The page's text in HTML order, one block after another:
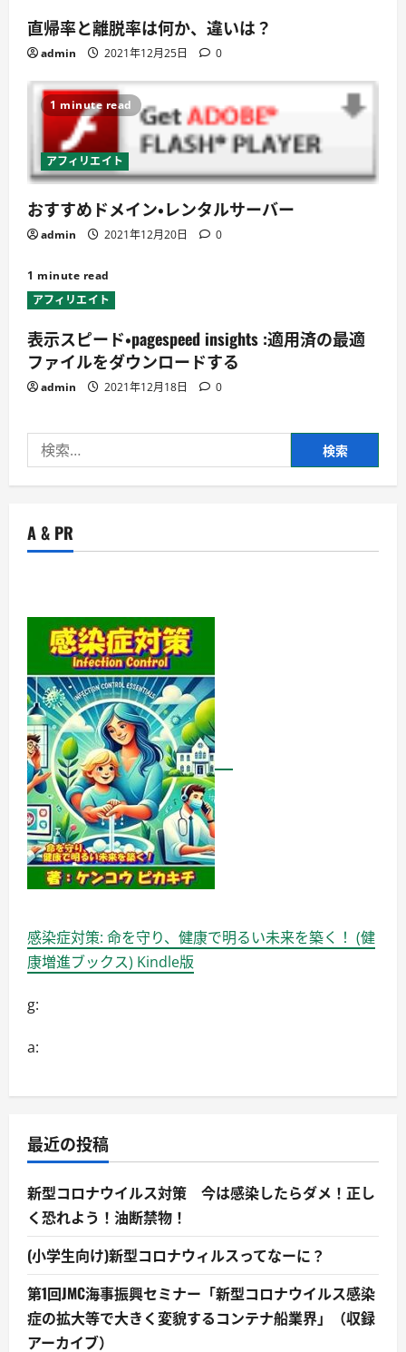
直帰率と離脱率は何か、違いは？
admin 2021年12月25日 0
1 minute read
アフィリエイト
おすすめドメイン・レンタルサーバー
admin 2021年12月20日 0
1 minute read
アフィリエイト
表示スピード・pagespeed insights :適用済の最適
ファイルをダウンロードする
admin 2021年12月18日 0
索:
A & PR
感染症対策: 命を守り、健康で明るい未来を築く！ (健
康増進ブックス) Kindle版
g:
a:
最近の投稿
新型コロナウイルス対策 今は感染したらダメ！正し
く恐れよう！油断禁物！
(小学生向け)新型コロナウィルスってなーに？
第1回JMC海事振興セミナー「新型コロナウイルス感染
症の拡大等で大きく変貌するコンテナ船業界」（収録
アーカイブ）